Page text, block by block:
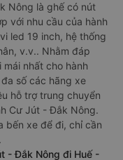
Nông là ghế có nút
với nhu cầu của hành
led 19 inch, hệ thống
v.v.. Nhằm đáp
nhất cho hành
số các hãng xe
hỗ trợ trung chuyển
Cư Jút - Đắk Nông.
bến xe để đi, chỉ cần
- Đắk Nông đi Huế -